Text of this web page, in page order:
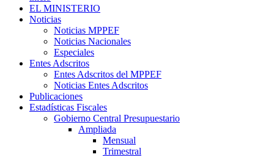
EL MINISTERIO
Noticias
Noticias MPPEF
Noticias Nacionales
Especiales
Entes Adscritos
Entes Adscritos del MPPEF
Noticias Entes Adscritos
Publicaciones
Estadísticas Fiscales
Gobierno Central Presupuestario
Ampliada
Mensual
Trimestral